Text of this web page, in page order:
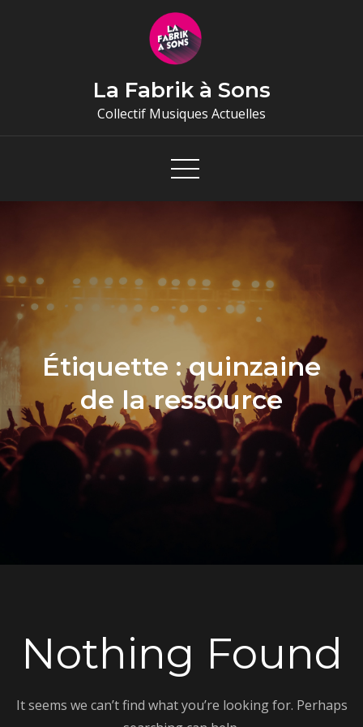
La Fabrik à Sons
Collectif Musiques Actuelles
Étiquette :quinzaine
de la ressource
Nothing Found
It seems we can’t find what you’re looking for. Perhaps